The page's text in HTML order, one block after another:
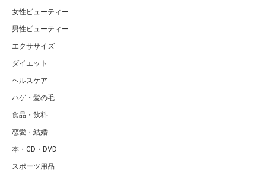
女性ビューティー
男性ビューティー
エクササイズ
ダイエット
ヘルスケア
ハゲ・髪の毛
食品・飲料
恋愛・結婚
本・CD・DVD
スポーツ用品